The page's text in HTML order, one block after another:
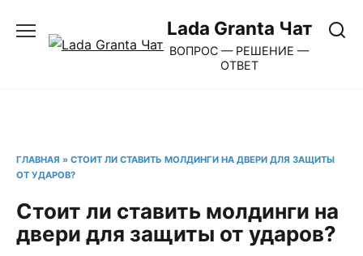
содержанию
Lada Granta Чат
ВОПРОС — РЕШЕНИЕ —
ОТВЕТ
ГЛАВНАЯ » СТОИТ ЛИ СТАВИТЬ МОЛДИНГИ НА ДВЕРИ ДЛЯ ЗАЩИТЫ
ОТ УДАРОВ?
Стоит ли ставить молдинги на
двери для защиты от ударов?